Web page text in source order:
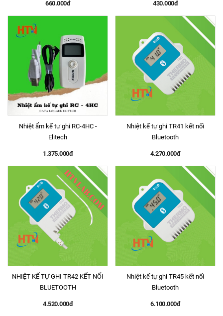
660.000đ 430.000đ
Nhiệt ẩm kế tự ghi RC-4HC -
Elitech
1.375.000đ
Nhiệt kế tự ghi TR41 kết nối
Bluetooth
4.270.000đ
NHIỆT KẾ TỰ GHI TR42 KẾT NỐI
BLUETOOTH
4.520.000đ
Nhiệt kế tự ghi TR45 kết nối
Bluetooth
6.100.000đ